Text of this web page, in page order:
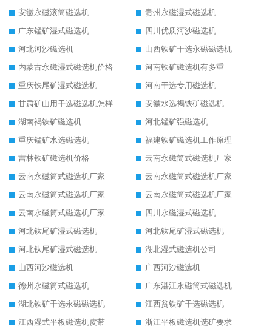
安徽永磁滚筒磁选机
贵州永磁湿式磁选机
广东锰矿湿式磁选机
四川优质河沙磁选机
河北河沙磁选机
山西铁矿干选永磁磁选机
内蒙古永磁湿式磁选机价格
河南铁矿磁选机有多重
重庆铁尾矿湿式磁选机
河南干选专用磁选机
甘肃矿山用干选磁选机怎样调磁
安徽水选褐铁矿磁选机
湖南褐铁矿磁选机
河北锰矿强磁选机
重庆锰矿水选磁选机
福建铁矿磁选机工作原理
吉林铁矿磁选机价格
云南永磁筒式磁选机厂家
云南永磁筒式磁选机厂家
云南永磁筒式磁选机厂家
云南永磁筒式磁选机厂家
云南永磁筒式磁选机厂家
云南永磁筒式磁选机厂家
四川永磁湿式磁选机
河北钛尾矿湿式磁选机
河北钛尾矿湿式磁选机
河北钛尾矿湿式磁选机
湖北湿式磁选机公司
山西河沙磁选机
广西河沙磁选机
德州永磁筒式磁选机
广东湛江永磁筒式磁选机
湖北铁矿干选永磁磁选机
江西贫铁矿干选磁选机
江西湿式平板磁选机皮带
浙江平板磁选机选矿要求